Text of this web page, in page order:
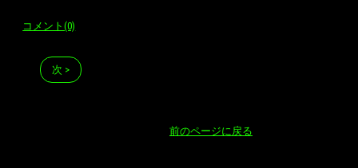
コメント(0)
次 >
前のページに戻る